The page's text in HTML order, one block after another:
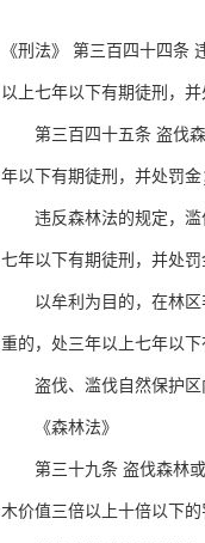
《刑法》 第三百四十四条
以上七年以下有期徒刑，并
第三百四十五条 盗伐森
年以下有期徒刑，并处罚
违反森林法的规定，滥伐
七年以下有期徒刑，并处罚
以牟利为目的，在林区非
重的，处三年以上七年以下
盗伐、滥伐自然保护区
《森林法》
第三十九条 盗伐森林或
木价值三倍以上十倍以下的